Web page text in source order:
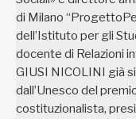
di Milano
dell’Istituto per gli
docente di Relazioni
GIUSI NICOLINI già
dall’Unesco del
costituzionalista,